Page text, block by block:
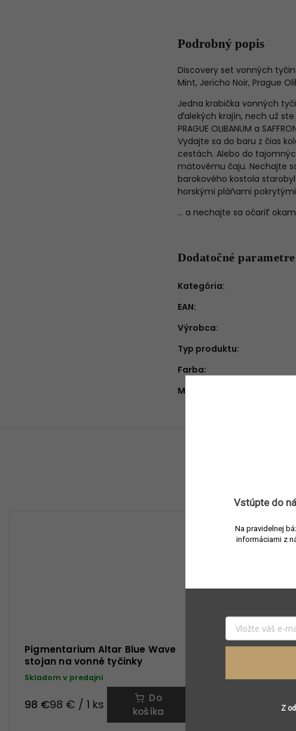
Podrobný popis
Discovery set vonných
Mint, Jericho Noir, Prague
Jedna krabička vonných
ďalekých krajín, nech už ste
PRAGUE OLIBANUM a
Vydajte sa do baru z čias
cestách. Alebo do
mätovému čaju. Nechajte
barokového kostola
horskými pláňami
... a nechajte sa očariť
Dodatočné parametre
Kategória:
EAN:
Výrobca:
Typ produktu:
Farba:
Množstvo v balení
Pigmentarium Altar Blue Wave
stojan na vonné tyčinky
Skladom v predajni
98 €98 € / 1 ks
Do
košíka
Skladom v
Vstúpte do
Na pravidelnej
informáciami z
Z